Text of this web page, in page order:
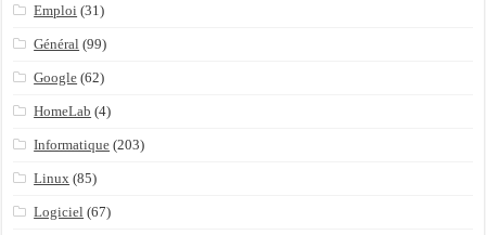
Emploi (31)
Général (99)
Google (62)
HomeLab (4)
Informatique (203)
Linux (85)
Logiciel (67)